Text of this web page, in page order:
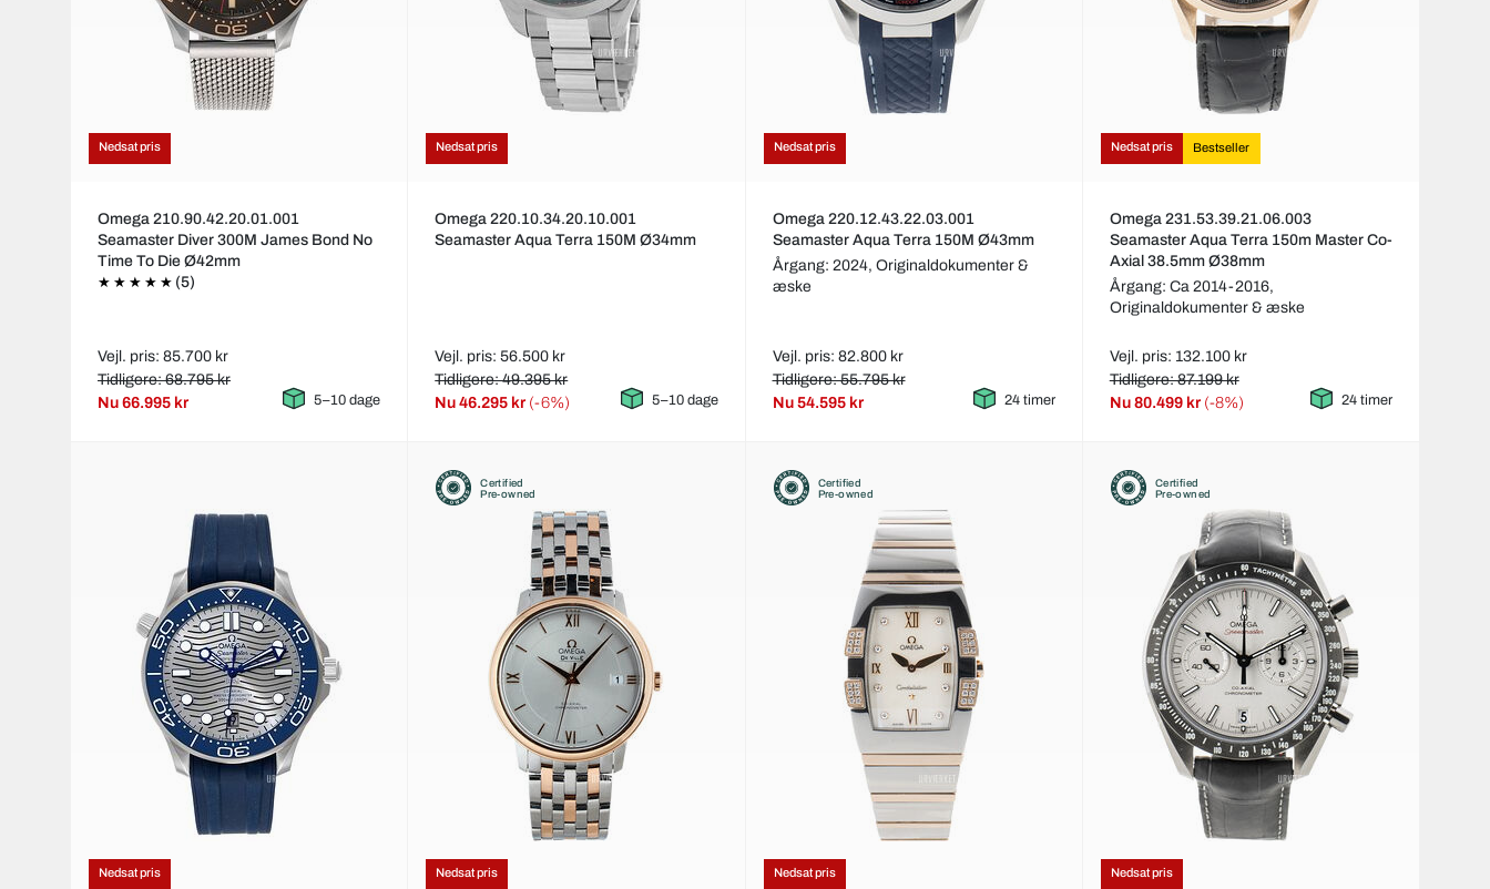
Nedsat pris
Omega 210.90.42.20.01.001
Seamaster Diver 300M James Bond No
Time To Die Ø42mm
(5)
Vejl. pris: 85.700 kr
Tidligere: 68.795 kr
Nu66.995 kr 5–10 dage
Nedsat pris
Omega 220.10.34.20.10.001
Seamaster Aqua Terra 150M Ø34mm
Vejl. pris: 56.500 kr
Tidligere: 49.395 kr
Nu46.295 kr (-6%) 5–10 dage
Nedsat pris
Omega 220.12.43.22.03.001
Seamaster Aqua Terra 150M Ø43mm
Årgang: 2024, Originaldokumenter &
æske
Vejl. pris: 82.800 kr
Tidligere: 55.795 kr
Nu54.595 kr 24 timer
Nedsat pris Bestseller
Omega 231.53.39.21.06.003
Seamaster Aqua Terra 150m Master Co-
Axial 38.5mm Ø38mm
Årgang: Ca 2014-2016,
Originaldokumenter & æske
Vejl. pris: 132.100 kr
Tidligere: 87.199 kr
Nu80.499 kr (-8%) 24 timer
Nedsat pris
Certified
Pre-owned
Nedsat pris
Certified
Pre-owned
Nedsat pris
Certified
Pre-owned
Nedsat pris